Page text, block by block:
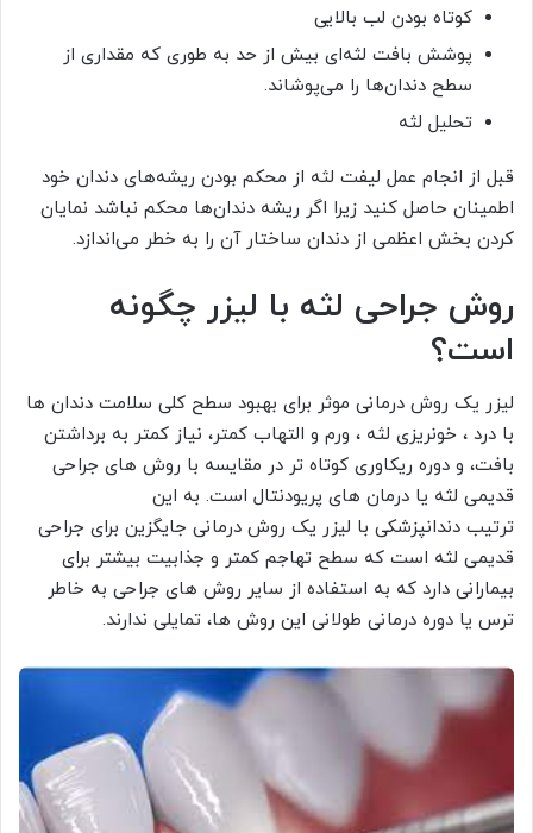
کوتاه بودن لب بالایی
پوشش بافت لثه‌ای بیش از حد به طوری که مقداری از
سطح دندان‌ها را می‌پوشاند.
تحلیل لثه
قبل از انجام عمل لیفت لثه از محکم بودن ریشه‌های دندان خود
اطمینان حاصل کنید زیرا اگر ریشه دندان‌ها محکم نباشد نمایان
کردن بخش اعظمی از دندان ساختار آن را به خطر می‌اندازد.
روش جراحی لثه با لیزر چگونه
است؟
لیزر یک روش درمانی موثر برای بهبود سطح کلی سلامت دندان ها
با درد ، خونریزی لثه ، ورم و التهاب کمتر، نیاز کمتر به برداشتن
بافت، و دوره ریکاوری کوتاه تر در مقایسه با روش های جراحی
قدیمی لثه یا درمان های پریودنتال است. به این
ترتیب دندانپزشکی با لیزر یک روش درمانی جایگزین برای جراحی
قدیمی لثه است که سطح تهاجم کمتر و جذابیت بیشتر برای
بیمارانی دارد که به استفاده از سایر روش های جراحی به خاطر
ترس یا دوره درمانی طولانی این روش ها، تمایلی ندارند.